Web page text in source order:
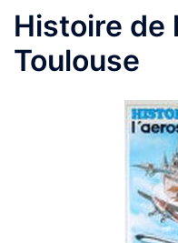
Histoire de
Toulouse